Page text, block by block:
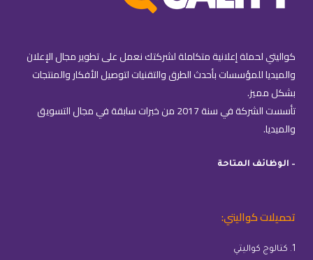
كواليتي لحملة إعلانية متكاملة لشركتك نعمل على تطوير مجال الإعلان
والميديا للمؤسسات بأحدث الطرق والتقنيات لتوصيل الأفكار والمنتجات
بشكل مميز.
تأسست الشركة في سنة 2017 من خبرات سابقة في مجال التسويق
والميديا.
– الوظائف المتاحة
تحميلات كواليتي:
1. كتالوج كواليتي